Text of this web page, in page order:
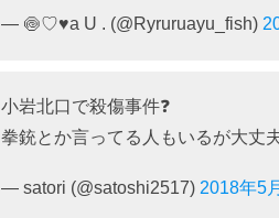
— 🍥♡♥ㅤㅤa U . (@Ryruruayu_fish)
小岩北口で殺傷事件❓
拳銃とか言ってる人もいるが大
— satori (@satoshi2517) 2018年5